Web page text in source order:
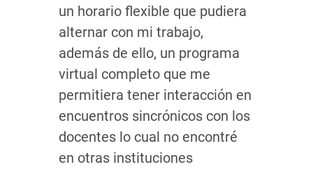
un horario flexible que pudiera
alternar con mi trabajo,
además de ello, un programa
virtual completo que me
permitiera tener interacción en
encuentros sincrónicos con los
docentes lo cual no encontré
en otras instituciones